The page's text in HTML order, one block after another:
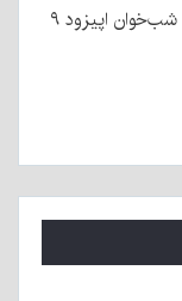
شب‌خوان اپیزود ۹